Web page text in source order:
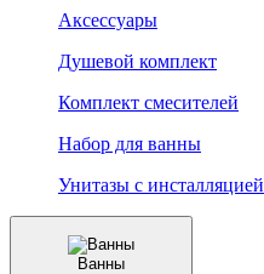
Аксессуары
Душевой комплект
Комплект смесителей
Набор для ванны
Унитазы с инсталляцией
Ванны